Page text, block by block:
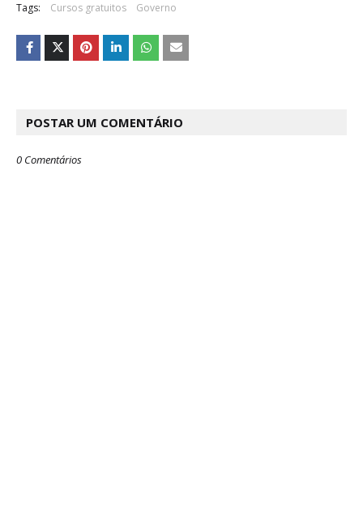
Tags: Cursos gratuitos Governo
POSTAR UM COMENTÁRIO
0 Comentários